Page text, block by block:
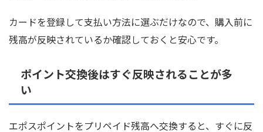
カードを登録して支払い方法に選ぶだけなので、購入前に
残高が反映されているか確認しておくと安心です。
ポイント交換後はすぐ反映されることが多
い
エポスポイントをプリペイド残高へ交換すると、すぐに反